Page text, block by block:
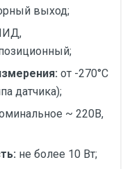
выход;
от -270°С
датчика);
~ 220В,
не более 10 Вт;